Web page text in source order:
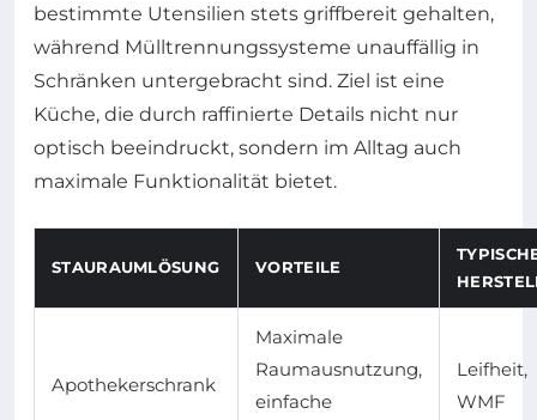
bestimmte Utensilien stets griffbereit gehalten,
während Mülltrennungssysteme unauffällig in
Schränken untergebracht sind. Ziel ist eine
Küche, die durch raffinierte Details nicht nur
optisch beeindruckt, sondern im Alltag auch
maximale Funktionalität bietet.
STAURAUMLÖSUNG VORTEILE
Apothekerschrank
Maximale
Raumausnutzung,
einfache
Leifheit,
WMF